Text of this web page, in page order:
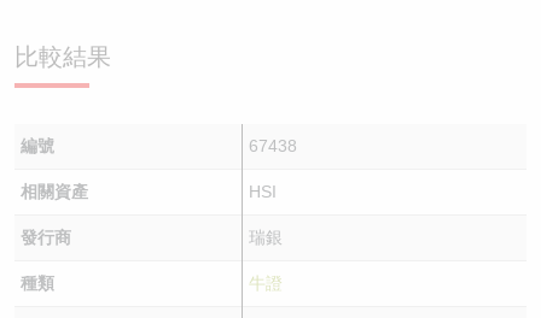
比較結果
編號 67438
相關資產 HSI
發行商 瑞銀
種類 牛證